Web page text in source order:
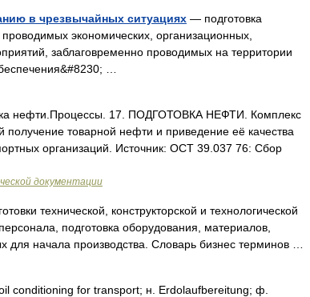
в чрезвычайных ситуациях — подготовка
экономических, организационных,
заблаговременно проводимых на территории
…
нефти.Процессы. 17. ПОДГОТОВКА НЕФТИ. Комплекс
товарной нефти и приведение её качества
организаций. Источник: ОСТ 39.037 76: Сбор
документации
технической, конструкторской и технологической
подготовка оборудования, материалов,
для начала производства. Словарь бизнес терминов …
for transport; н. Erdolaufbereitung; ф.